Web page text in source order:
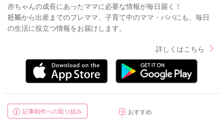
赤ちゃんの成長にあったママに必要な情報が毎日届く！
妊娠から出産までのプレママ、子育て中のママ・パパにも、毎日
の生活に役立つ情報をお届けします。
詳しくはこちら
記事制作への取り組み
おすすめ